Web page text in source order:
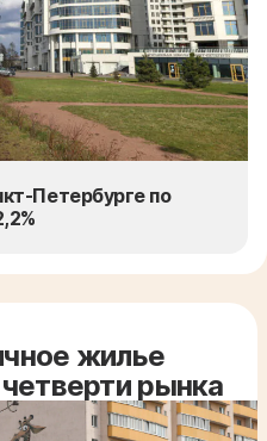
Петербурге по
жилье
рынка